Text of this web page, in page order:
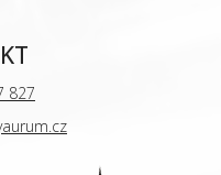
827